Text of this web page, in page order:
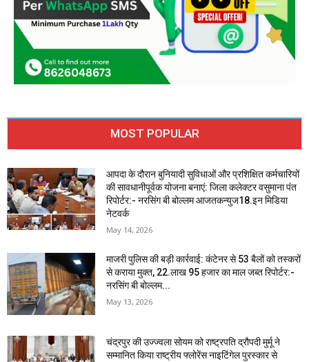
MOST POPULAR
आपदा के दौरान बुनियादी सुविधाओं और प्रशिक्षित कर्मचारियों
की सावधानीपूर्वक योजना बनाएं: जिला कलेक्टर वसुमाना पंत
रिपोर्टर:- नरसिंग बी बोल्लम आजतकन्युज18.इन मिडिया
नेटवर्क
May 14, 2026
माजरी पुलिस की बड़ी कार्रवाई: कंटेनर से 53 बैलों को तस्करों
से कराया मुक्त, 22.लाख 95 हजार का माल जब्त रिपोर्टर:-
नरसिंग बी बोल्लम...
May 13, 2026
चंद्रपुर की उज्ज्वला सोयम को राष्ट्रपति द्रौपदी मुर्मू ने
सम्मानित किया राष्ट्रीय फ्लोरेंस नाइटिंगेल पुरस्कार से